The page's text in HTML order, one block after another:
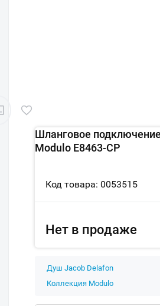
Шланговое
Modulo E8463-CP
Код товара: 0053515
Нет в продаже
Душ Jacob Delafon
Коллекция Modulo